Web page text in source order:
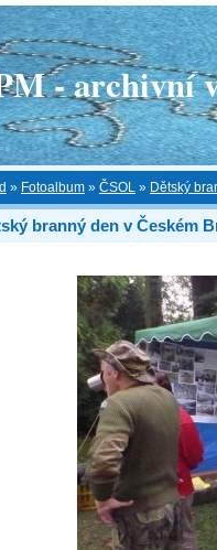
- archivní
» Fotoalbum » ČSOL » Dětský
branný den v Českém